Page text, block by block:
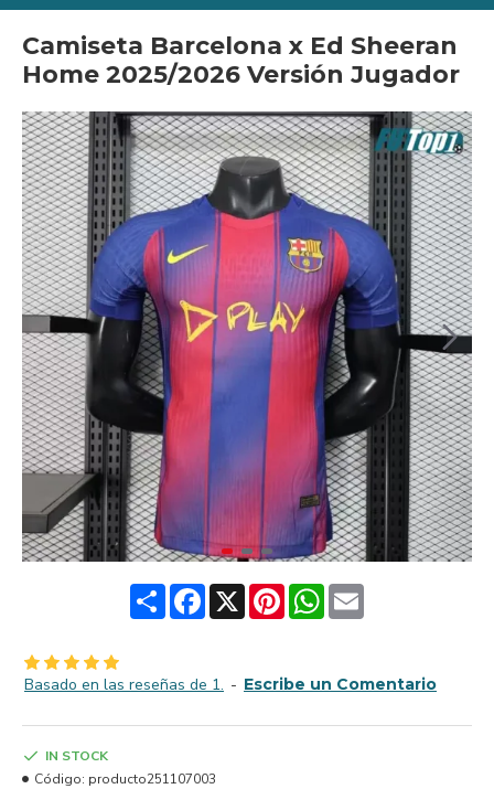
Camiseta Barcelona x Ed Sheeran
Home 2025/2026 Versión Jugador
ShareFacebook
X PinterestWhatsApp
Email
Basado en las reseñas de 1. - Escribe un Comentario
IN STOCK
Código: producto251107003